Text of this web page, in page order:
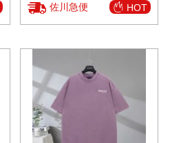
佐川急便 HOT